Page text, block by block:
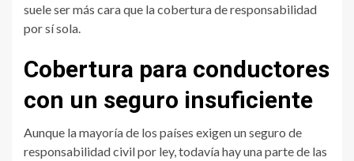
suele ser más cara que la cobertura de responsabilidad
por sí sola.
Cobertura para conductores
con un seguro insuficiente
Aunque la mayoría de los países exigen un seguro de
responsabilidad civil por ley, todavía hay una parte de las